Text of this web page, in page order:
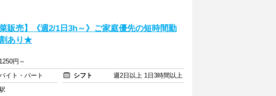
販売】《週2/1日3h～》ご家庭優先の短時間勤
あり★
円～
イト・パート シフト
週2日以上 1日3時間以上